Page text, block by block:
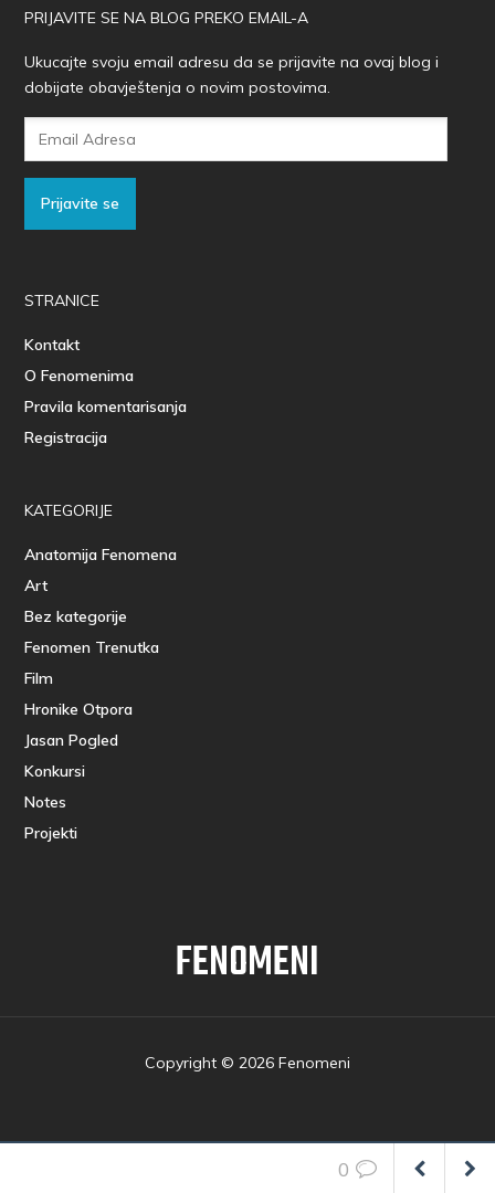
PRIJAVITE SE NA BLOG PREKO EMAIL-A
Ukucajte svoju email adresu da se prijavite na ovaj blog i
dobijate obavještenja o novim postovima.
Prijavite se
STRANICE
Kontakt
O Fenomenima
Pravila komentarisanja
Registracija
KATEGORIJE
Anatomija Fenomena
Art
Bez kategorije
Fenomen Trenutka
Film
Hronike Otpora
Jasan Pogled
Konkursi
Notes
Projekti
FENOMENI
Copyright © 2026 Fenomeni
0